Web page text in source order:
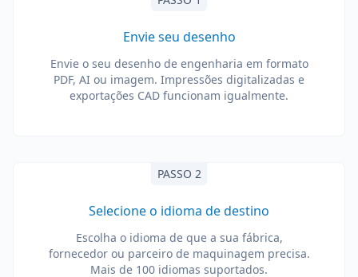
Envie seu desenho
Envie o seu desenho de engenharia em formato
PDF, AI ou imagem. Impressões digitalizadas e
exportações CAD funcionam igualmente.
PASSO 2
Selecione o idioma de destino
Escolha o idioma de que a sua fábrica,
fornecedor ou parceiro de maquinagem precisa.
Mais de 100 idiomas suportados.